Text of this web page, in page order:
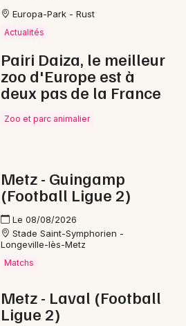
Europa-Park - Rust
Actualités
Pairi Daiza, le meilleur
zoo d'Europe est à
deux pas de la France
Zoo et parc animalier
Metz - Guingamp
(Football Ligue 2)
Le 08/08/2026
Stade Saint-Symphorien -
Longeville-lès-Metz
Matchs
Metz - Laval (Football
Ligue 2)